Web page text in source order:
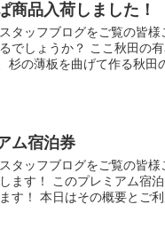
商品入荷しました！
タッフブログをご覧の皆
でしょうか？ ここ秋田の
杉の薄板を曲げて作る秋田
ム宿泊券
タッフブログをご覧の皆
ます！ このプレミアム宿
す！ 本日はその概要とご